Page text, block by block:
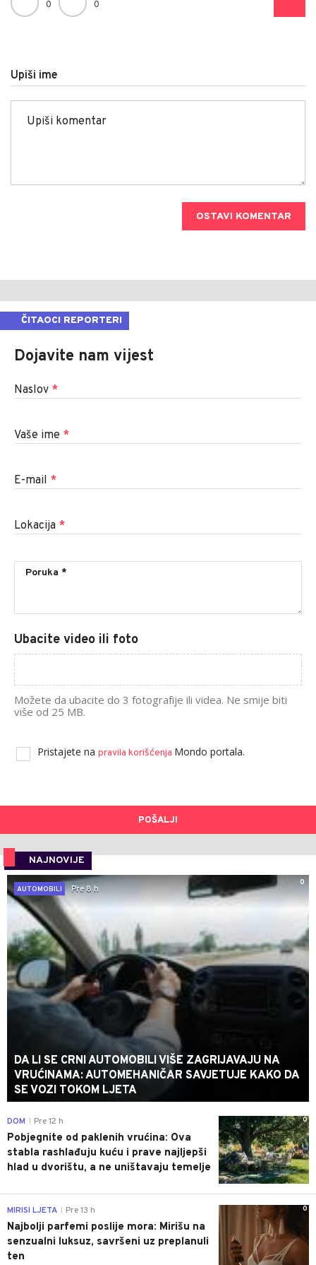
0 0
Upiši ime
OSTAVI KOMENTAR
ČITAOCI REPORTERI
Dojavite nam vijest
Naslov *
Vaše ime *
E-mail *
Lokacija *
Ubacite video ili foto
Možete da ubacite do 3 fotografije ili videa. Ne smije biti
više od 25 MB.
Pristajete na pravila korišćenja Mondo portala.
POŠALJI
NAJNOVIJE
0
AUTOMOBILI
Pre 8 h
DA LI SE CRNI AUTOMOBILI VIŠE ZAGRIJAVAJU NA
VRUĆINAMA: AUTOMEHANIČAR SAVJETUJE KAKO DA
SE VOZI TOKOM LJETA
0
DOM Pre 12 h
Pobjegnite od paklenih vrućina: Ova
stabla rashlađuju kuću i prave najljepši
hlad u dvorištu, a ne uništavaju temelje
0
MIRISI LJETA Pre 13 h
Najbolji parfemi poslije mora: Mirišu na
senzualni luksuz, savršeni uz preplanuli
ten